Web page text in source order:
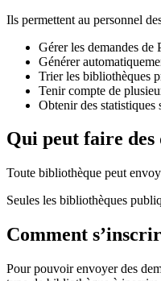
Ils permettent au personnel
Gérer les demandes de
Générer
Trier les bibliothèques
Tenir compte de
Obtenir des statistiques
Qui peut faire des
Toute bibliothèque peut
Seules les bibliothèques
Comment
Pour pouvoir envoyer des